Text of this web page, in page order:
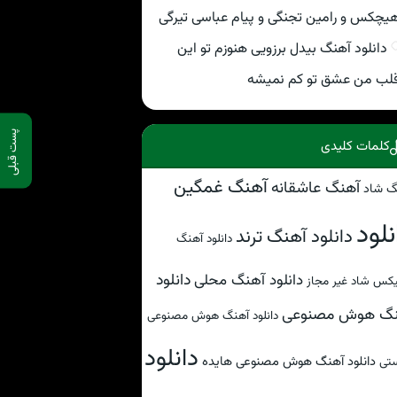
پست قبلی
و رامین تجنگی و پیام عباسی تیرگی
دانلود آهنگ بیدل برزویی هنوزم تو این
من عشق تو کم نمیشه
کلمات کلیدی
شادآهنگ عاشقانهآهنگ غمگین
دانلود آهنگ ترند دانلود آهنگ
شاد غیر مجاز دانلود آهنگ محلیدانلود
هوش مصنوعی دانلود آهنگ هوش مصنوعی
دانلود آهنگ هوش مصنوعی هایده دانلود